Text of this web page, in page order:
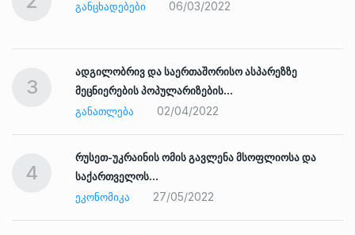
ᲒᲐᲜᲪᲮᲐᲓᲔᲑᲔᲑᲘ
06/03/2022
3
ადგილობრივ და საერთაშორისო ასპარეზზე
მეცნიერების პოპულარიზების…
ᲒᲐᲜᲐᲗᲚᲔᲑᲐ
02/04/2022
4
რუსეთ-უკრაინის ომის გავლენა მსოფლიოსა და
საქართველოს…
ᲔᲙᲝᲜᲝᲛᲘᲙᲐ
27/05/2022